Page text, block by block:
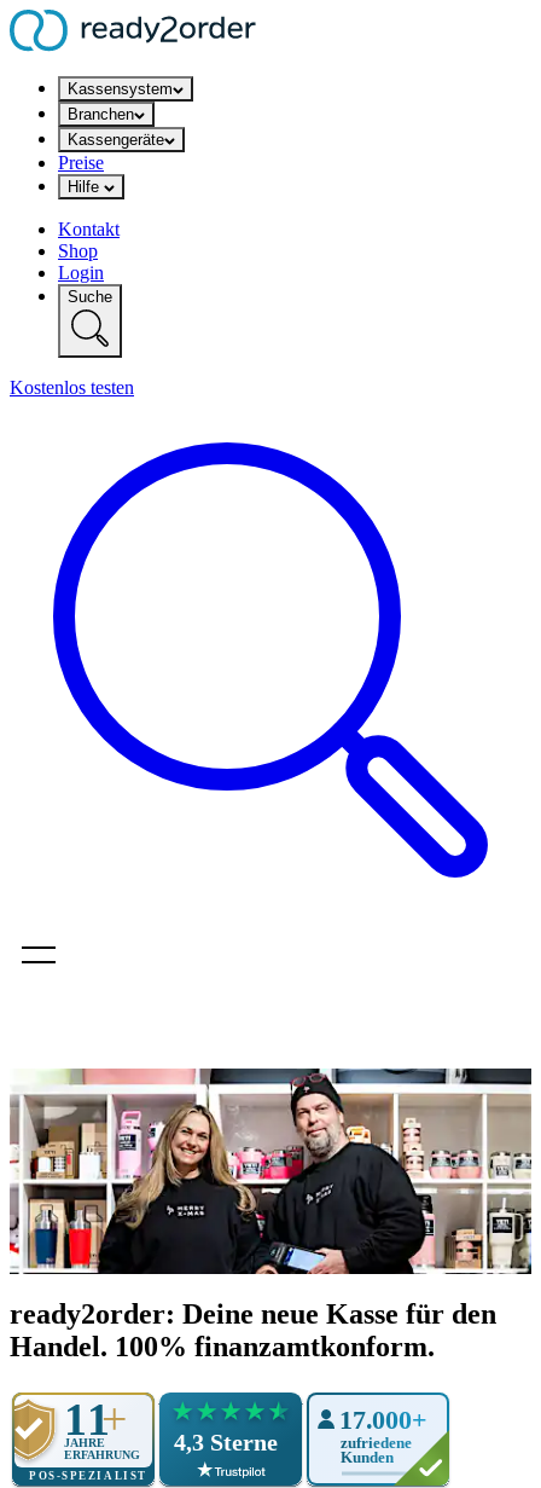
Kassensystem
Branchen
Kassengeräte
Preise
Hilfe
Kontakt
Shop
Login
Suche
Kostenlos testen
ready2order: Deine neue Kasse für den
Handel. 100% finanzamtkonform.